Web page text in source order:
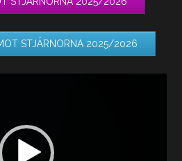
STJÄRNORNA 2025/2026